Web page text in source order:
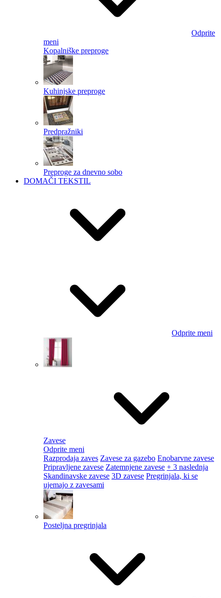
Odprite
meni
Kopalniške preproge
Kuhinjske preproge
Predpražniki
Preproge za dnevno sobo
DOMAČI TEKSTIL
Odprite meni
Zavese
Odprite meni
Razprodaja zaves Zavese za gazebo Enobarvne zavese
Pripravljene zavese Zatemnjene zavese + 3 naslednja
Skandinavske zavese 3D zavese Pregrinjala, ki se
ujemajo z zavesami
Posteljna pregrinjala